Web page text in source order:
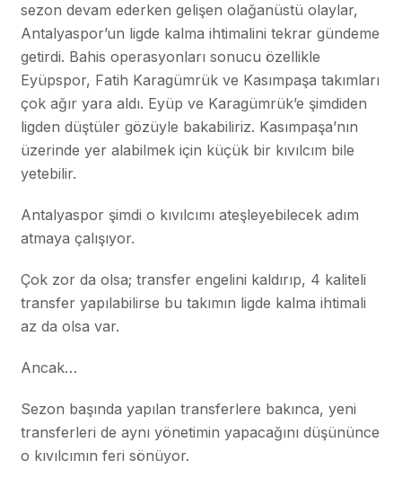
sezon devam ederken gelişen olağanüstü olaylar,
Antalyaspor’un ligde kalma ihtimalini tekrar gündeme
getirdi. Bahis operasyonları sonucu özellikle
Eyüpspor, Fatih Karagümrük ve Kasımpaşa takımları
çok ağır yara aldı. Eyüp ve Karagümrük’e şimdiden
ligden düştüler gözüyle bakabiliriz. Kasımpaşa’nın
üzerinde yer alabilmek için küçük bir kıvılcım bile
yetebilir.
Antalyaspor şimdi o kıvılcımı ateşleyebilecek adım
atmaya çalışıyor.
Çok zor da olsa; transfer engelini kaldırıp, 4 kaliteli
transfer yapılabilirse bu takımın ligde kalma ihtimali
az da olsa var.
Ancak…
Sezon başında yapılan transferlere bakınca, yeni
transferleri de aynı yönetimin yapacağını düşününce
o kıvılcımın feri sönüyor.